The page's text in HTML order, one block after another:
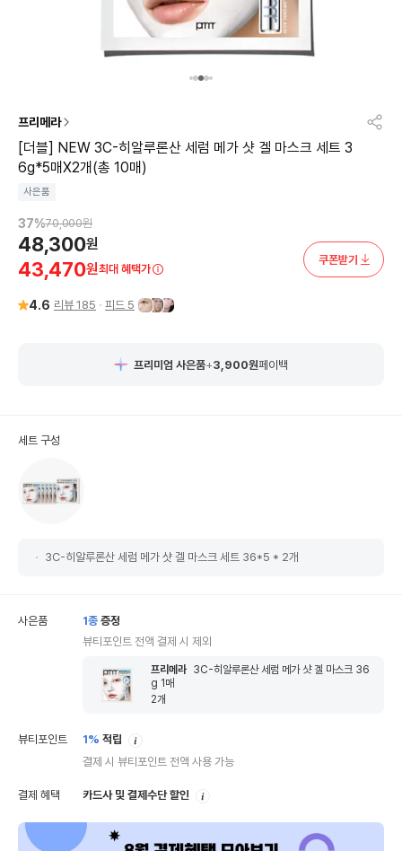
프리메라
[더블] NEW 3C-히알루론산 세럼 메가 샷 겔 마스크 세트 3
6g*5매X2개(총 10매)
사은품
37%70,000원
48,300원
43,470원최대 혜택가
쿠폰받기
4.6 리뷰 185 피드 5
프리미엄 사은품+3,900원페이백
세트 구성
3C-히알루론산 세럼 메가 샷 겔 마스크 세트 36*5 * 2개
사은품 1종 증정
뷰티포인트 전액 결제 시 제외
프리메라 3C-히알루론산 세럼 메가 샷 겔 마스크 36
g 1매
2개
뷰티포인트 1% 적립
결제 시 뷰티포인트 전액 사용 가능
결제 혜택 카드사 및 결제수단 할인